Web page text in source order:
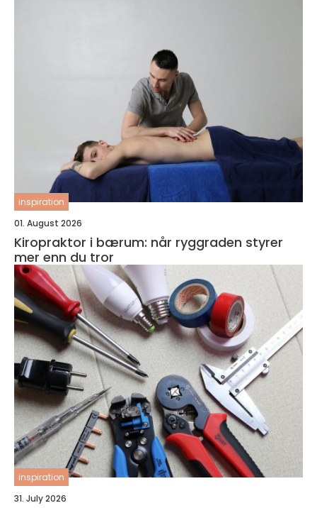
inspiration
01. August 2026
Kiropraktor i bærum: når ryggraden styrer
mer enn du tror
inspiration
31. July 2026